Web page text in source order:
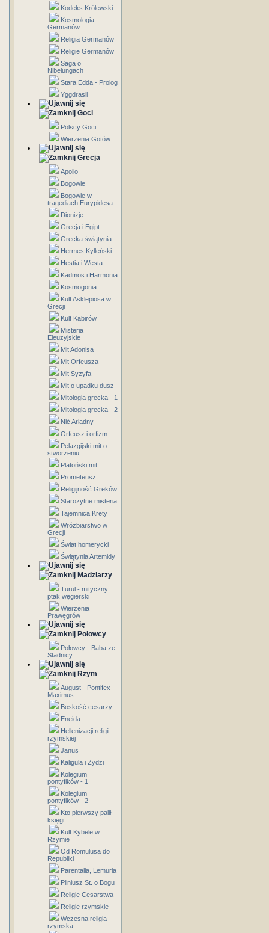
Kodeks Królewski
Kosmologia
Germanów
Religia Germanów
Religie Germanów
Saga o
Nibelungach
Stara Edda - Prolog
Yggdrasil
Goci
Polscy Goci
Wierzenia Gotów
Grecja
Apollo
Bogowie
Bogowie w
tragediach Eurypidesa
Dionizje
Grecja i Egipt
Grecka świątynia
Hermes Kylleński
Hestia i Westa
Kadmos i Harmonia
Kosmogonia
Kult Asklepiosa w
Grecji
Kult Kabirów
Misteria
Eleuzyjskie
Mit Adonisa
Mit Orfeusza
Mit Syzyfa
Mit o upadku dusz
Mitologia grecka - 1
Mitologia grecka - 2
Nić Ariadny
Orfeusz i orfizm
Pelazgijski mit o
stworzeniu
Platoński mit
Prometeusz
Religijność Greków
Starożytne misteria
Tajemnica Krety
Wróżbiarstwo w
Grecji
Świat homerycki
Świątynia Artemidy
Madziarzy
Turul - mityczny
ptak węgierski
Wierzenia
Prawęgrów
Połowcy
Połowcy - Baba ze
Stadnicy
Rzym
August - Pontifex
Maximus
Boskość cesarzy
Eneida
Hellenizacji religii
rzymskiej
Janus
Kaligula i Żydzi
Kolegium
pontyfików - 1
Kolegium
pontyfików - 2
Kto pierwszy palił
księgi
Kult Kybele w
Rzymie
Od Romulusa do
Republiki
Parentalia, Lemuria
Pliniusz St. o Bogu
Religie Cesarstwa
Religie rzymskie
Wczesna religia
rzymska